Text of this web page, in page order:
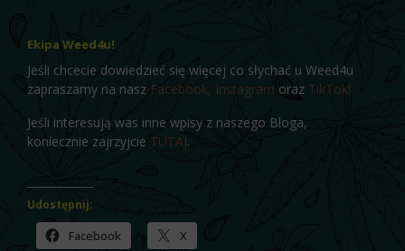
Ekipa Weed4u!
Jeśli chcecie dowiedzieć się więcej co słychać u Weed4u
zapraszamy na nasz Facebook, Instagram oraz TikTok!
Jeśli interesują was inne wpisy z naszego Bloga,
koniecznie zajrzyjcie TUTAJ.
Udostępnij:
Facebook X